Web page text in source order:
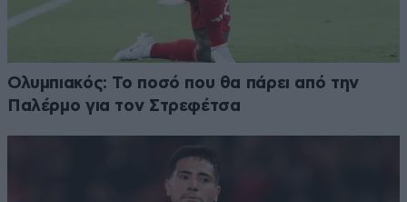
Ολυμπιακός: Το ποσό που θα πάρει από την
Παλέρμο για τον Στρεφέτσα